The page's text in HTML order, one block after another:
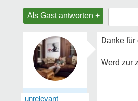
Als Gast antworten +
unrelevant
Danke für
Werd zur